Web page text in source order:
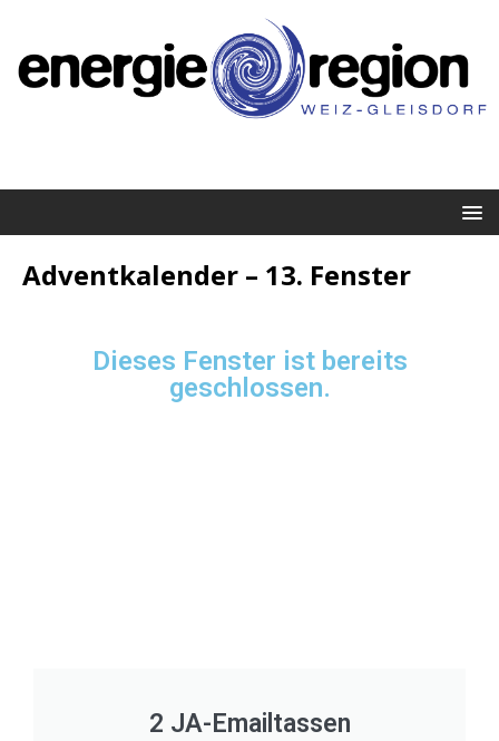
Adventkalender – 13. Fenster
Dieses Fenster ist bereits
geschlossen.
2 JA-Emailtassen